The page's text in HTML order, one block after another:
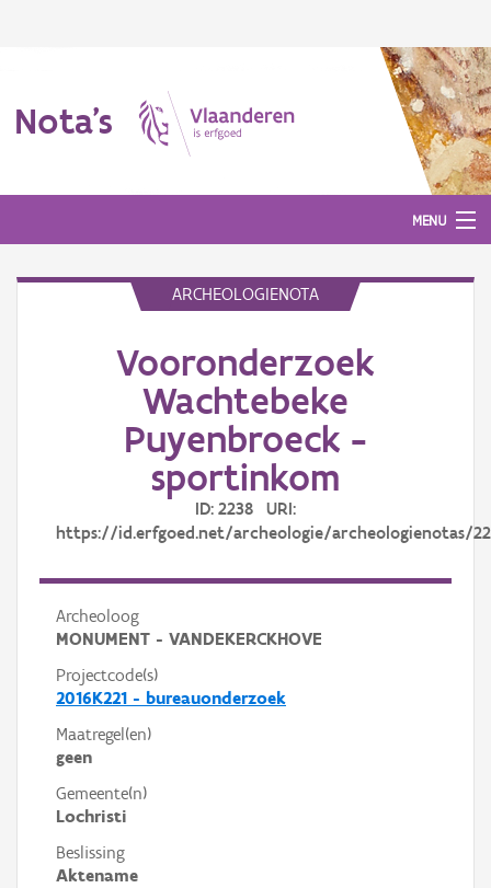
Nota's
MENU
ARCHEOLOGIENOTA
Vooronderzoek
Wachtebeke
Puyenbroeck -
sportinkom
ID: 2238 URI:
https://id.erfgoed.net/archeologie/archeologienotas/
Archeoloog
MONUMENT - VANDEKERCKHOVE
Projectcode(s)
2016K221 - bureauonderzoek
Maatregel(en)
geen
Gemeente(n)
Lochristi
Beslissing
Aktename